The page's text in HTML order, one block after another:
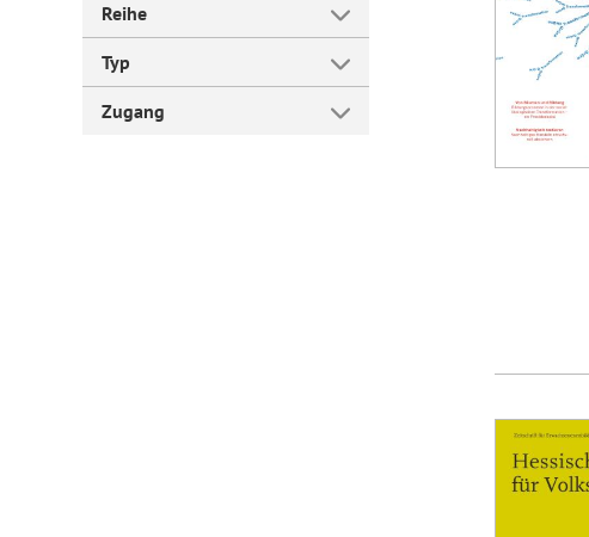
Reihe
Typ
Zugang